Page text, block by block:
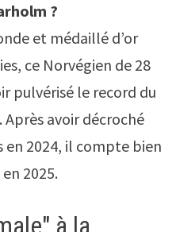
?
et médaillé d’or
ce Norvégien de 28
pulvérisé le record du
avoir décroché
en 2024, il compte bien
2025.
à la